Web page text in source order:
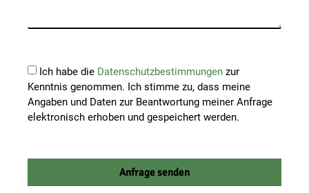
Ich habe die Datenschutzbestimmungen zur
Kenntnis genommen. Ich stimme zu, dass meine
Angaben und Daten zur Beantwortung meiner Anfrage
elektronisch erhoben und gespeichert werden.
Anfrage senden